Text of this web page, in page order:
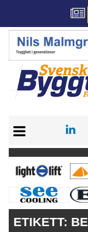
PRENUMERERA
VÅRA ANDRA
ANNONSERA
KONTAKT
ETIKETT: